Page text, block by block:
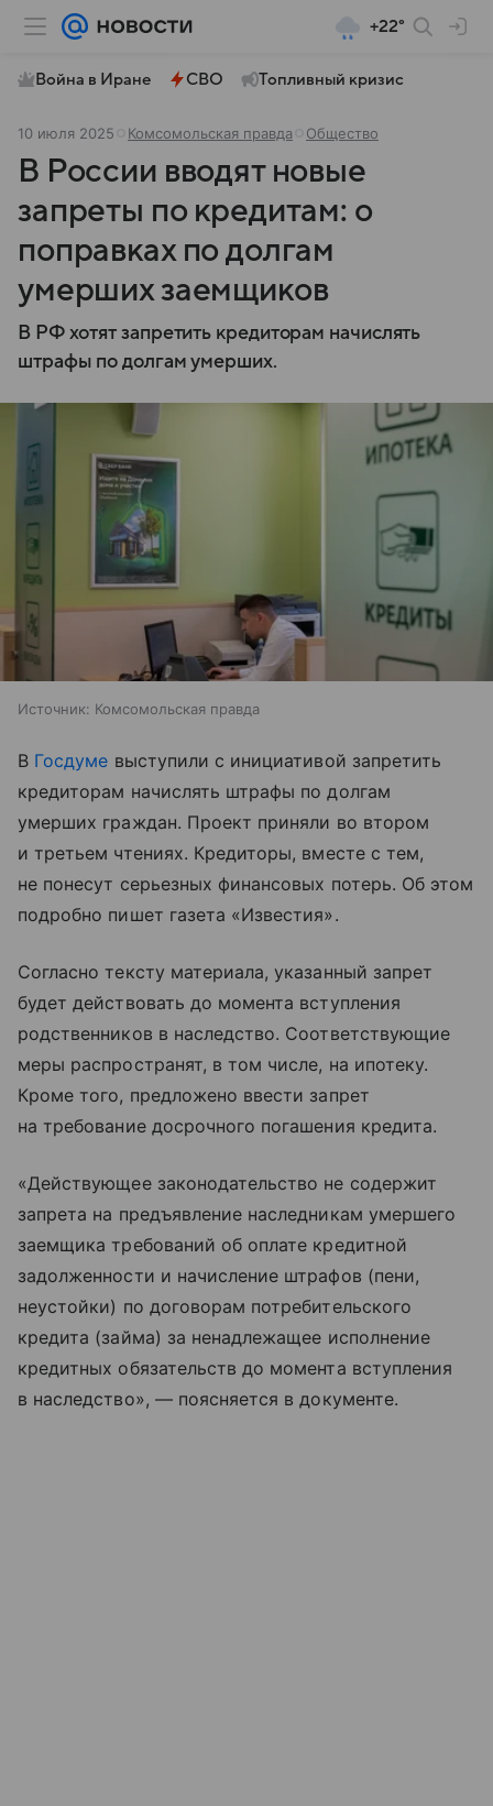
+22°
Война в Иране СВО Топливный кризис
10 июля 2025 Комсомольская правда Общество
В России вводят новые
запреты по кредитам: о
поправках по долгам
умерших заемщиков
В РФ хотят запретить кредиторам начислять
штрафы по долгам умерших.
Источник: Комсомольская правда
В Госдуме выступили с инициативой запретить
кредиторам начислять штрафы по долгам
умерших граждан. Проект приняли во втором
и третьем чтениях. Кредиторы, вместе с тем,
не понесут серьезных финансовых потерь. Об этом
подробно пишет газета «Известия».
Согласно тексту материала, указанный запрет
будет действовать до момента вступления
родственников в наследство. Соответствующие
меры распространят, в том числе, на ипотеку.
Кроме того, предложено ввести запрет
на требование досрочного погашения кредита.
«Действующее законодательство не содержит
запрета на предъявление наследникам умершего
заемщика требований об оплате кредитной
задолженности и начисление штрафов (пени,
неустойки) по договорам потребительского
кредита (займа) за ненадлежащее исполнение
кредитных обязательств до момента вступления
в наследство», — поясняется в документе.